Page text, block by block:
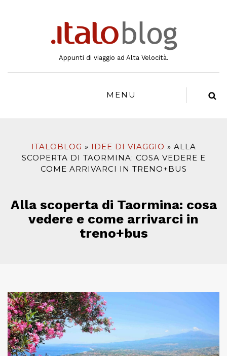
Appunti di viaggio ad Alta Velocità.
MENU
ITALOBLOG IDEE DI VIAGGIO
ALLA
SCOPERTA DI TAORMINA: COSA VEDERE E
COME ARRIVARCI IN TRENO+BUS
Alla scoperta di Taormina: cosa
vedere e come arrivarci in
treno+bus